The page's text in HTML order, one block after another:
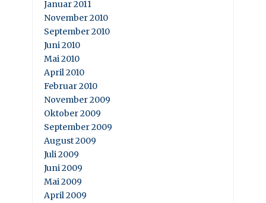
Januar 2011
November 2010
September 2010
Juni 2010
Mai 2010
April 2010
Februar 2010
November 2009
Oktober 2009
September 2009
August 2009
Juli 2009
Juni 2009
Mai 2009
April 2009